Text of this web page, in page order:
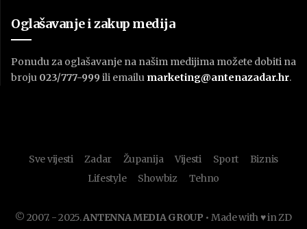
Oglašavanje i zakup medija
Ponudu za oglašavanje na našim medijima možete dobiti na
broju 023/777-999 ili emailu marketing@antenazadar.hr.
Sve vijesti Zadar Županija Vijesti Sport
Biznis
Lifestyle
Showbiz Tehno
© 2007. - 2025.ANTENNA MEDIA GROUP • Made with ♥ in ZD